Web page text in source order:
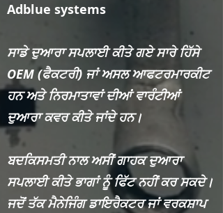
Adblue systems​
ਸਾਡੇ ਦੁਆਰਾ ਸਪਲਾਈ ਕੀਤੇ ਗਏ ਸਾਰੇ ਹਿੱਸੇ
OEM (ਫੈਕਟਰੀ) ਜਾਂ ਅਸਲ ਆਫਟਰਮਾਰਕੀਟ
ਹਨ ਅਤੇ ਨਿਰਮਾਤਾਵਾਂ ਦੀਆਂ ਵਾਰੰਟੀਆਂ
ਦੁਆਰਾ ਕਵਰ ਕੀਤੇ ਜਾਂਦੇ ਹਨ।
ਬਦਕਿਸਮਤੀ ਨਾਲ ਅਸੀਂ ਗਾਹਕ ਦੁਆਰਾ
ਸਪਲਾਈ ਕੀਤੇ ਭਾਗਾਂ ਨੂੰ ਫਿੱਟ ਨਹੀਂ ਕਰ ਸਕਦੇ।
ਜਦੋਂ ਤੱਕ ਮੈਨੇਜਿੰਗ ਡਾਇਰੈਕਟਰ ਜਾਂ ਵਰਕਸ਼ਾਪ